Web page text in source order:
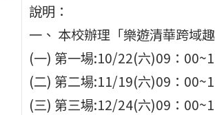
說明：
一、 本校辦理「樂遊清華跨域
(一) 第一場:10/22(六)09：
(二) 第二場:11/19(六)09：
(三) 第三場:12/24(六)09：